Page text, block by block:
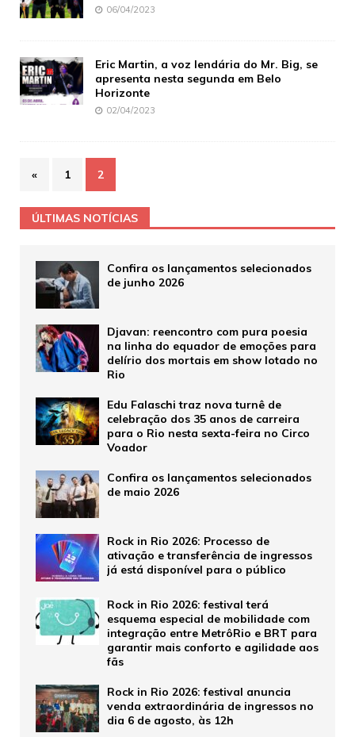
06/04/2023
Eric Martin, a voz lendária do Mr. Big, se
apresenta nesta segunda em Belo
Horizonte
02/04/2023
« 1 2
ÚLTIMAS NOTÍCIAS
Confira os lançamentos selecionados
de junho 2026
Djavan: reencontro com pura poesia
na linha do equador de emoções para
delírio dos mortais em show lotado no
Rio
Edu Falaschi traz nova turnê de
celebração dos 35 anos de carreira
para o Rio nesta sexta-feira no Circo
Voador
Confira os lançamentos selecionados
de maio 2026
Rock in Rio 2026: Processo de
ativação e transferência de ingressos
já está disponível para o público
Rock in Rio 2026: festival terá
esquema especial de mobilidade com
integração entre MetrôRio e BRT para
garantir mais conforto e agilidade aos
fãs
Rock in Rio 2026: festival anuncia
venda extraordinária de ingressos no
dia 6 de agosto, às 12h